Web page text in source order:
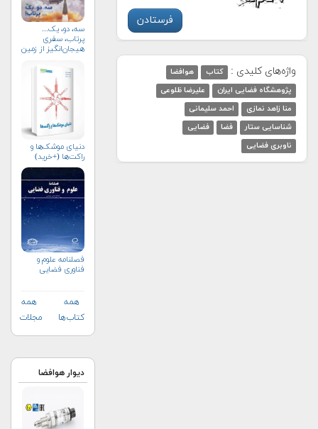
واژه‌های کلیدی : کتاب
هوافضا
پژوهشگاه فضایی ایران
علیرضا ظلوعی
منا زاهد نمازی
احمد سلیمانی
شناسایی ستار
فضا
فضایی
ناوبری فضایی
سه، دو، یک...
پرتاب، سفری
هیجان‌انگیز از زمین
دنیای موشک‌ها و
راکت‌ها (+خرید)
فصلنامه علوم و
فناوری فضایی
همه
کتاب‌ها
همه
مجلات
دیوار هوافضا